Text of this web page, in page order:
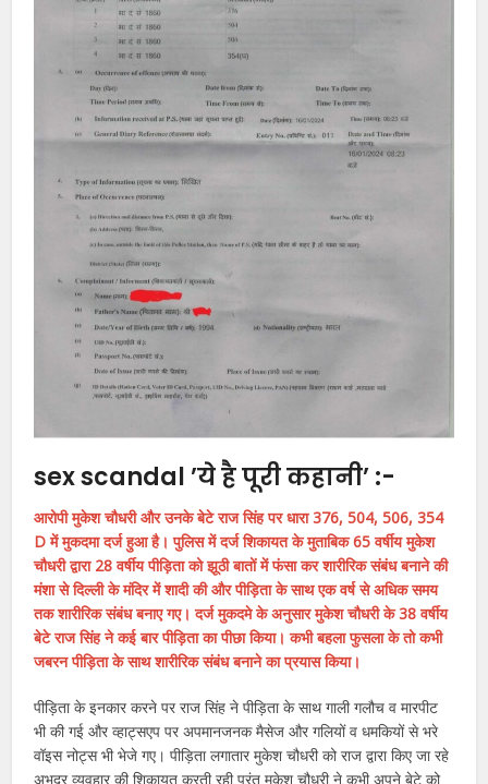
sex scandal ’ये है पूरी कहानी’ :-
आरोपी मुकेश चौधरी और उनके बेटे राज सिंह पर धारा 376, 504, 506, 354
D में मुकदमा दर्ज हुआ है। पुलिस में दर्ज शिकायत के मुताबिक 65 वर्षीय मुकेश
चौधरी द्वारा 28 वर्षीय पीड़िता को झूठी बातों में फंसा कर शारीरिक संबंध बनाने की
मंशा से दिल्ली के मंदिर में शादी की और पीड़िता के साथ एक वर्ष से अधिक समय
तक शारीरिक संबंध बनाए गए। दर्ज मुकदमे के अनुसार मुकेश चौधरी के 38 वर्षीय
बेटे राज सिंह ने कई बार पीड़िता का पीछा किया। कभी बहला फुसला के तो कभी
जबरन पीड़िता के साथ शारीरिक संबंध बनाने का प्रयास किया।
पीड़िता के इनकार करने पर राज सिंह ने पीड़िता के साथ गाली गलौच व मारपीट
भी की गई और व्हाट्सएप पर अपमानजनक मैसेज और गलियों व धमकियों से भरे
वॉइस नोट्स भी भेजे गए। पीड़िता लगातार मुकेश चौधरी को राज द्वारा किए जा रहे
अभद्र व्यवहार की शिकायत करती रही परंतु मुकेश चौधरी ने कभी अपने बेटे को